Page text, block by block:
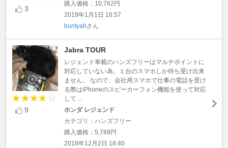
3
購入価格：10,762円
2019年1月1日 16:57
buntyahさん
9
Jabra TOUR
レジェンド車載のハンズフリーはマルチポイントに
対応していない為、１台のスマホしか待ち受け出来
ません。 なので、会社用スマホで仕事の電話を受け
る際はiPhoneのスピーカーフォン機能を使って対応
して ...
ホンダ レジェンド
カテゴリ：ハンズフリー
購入価格：5,789円
2018年12月2日 18:40